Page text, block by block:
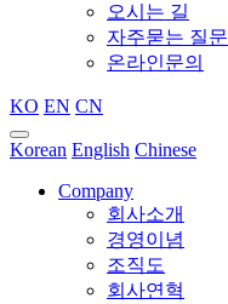
오시는 길
자주묻는 질문
온라인문의
KO EN CN
Korean English Chinese
Company
회사소개
경영이념
조직도
회사연혁